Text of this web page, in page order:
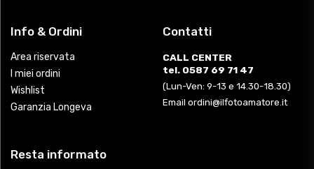
Info & Ordini
Area riservata
I miei ordini
Wishlist
Garanzia Longeva
Contatti
CALL CENTER
tel. 0587 69 71 47
(Lun-Ven: 9-13 e 14.30-18.30)
Email ordini@ilfotoamatore.it
Resta informato